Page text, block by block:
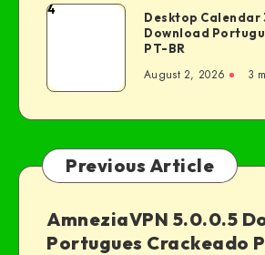
4
Desktop Calendar
Download
PT-BR
August 2, 2026 3
Previous Article
AmneziaVPN 5.0.0.5
Portugues Crackeado